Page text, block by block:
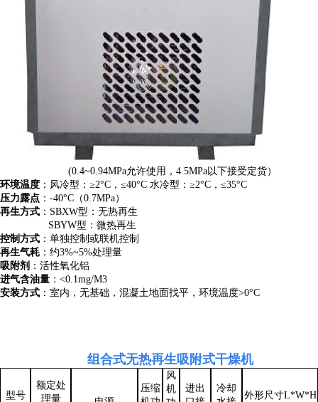
(0.4~0.94MPa允许使用，4.5MPa以下接受定货）
环境温度 ：风冷型：≥2°C，≤40°C 水冷型：≥2°C，≤35°C
压力露点 ：-40°C（0.7MPa）
再生方式 ：SBXW型：无热再生
SBYW型：微热再生
控制方式 ：单独控制或联机控制
再生气耗 ：约3%~5%处理量
吸附剂 ：活性氧化铝
进气含油量 ：<0.1mg/M3
安装方式 ：室内，无基础，混凝土地面找平，环境温度>0°C
组合式无热再生吸附式干燥机
型号
额定处
理量
压缩
风
机
进出
冷却
外形尺寸L*W*H